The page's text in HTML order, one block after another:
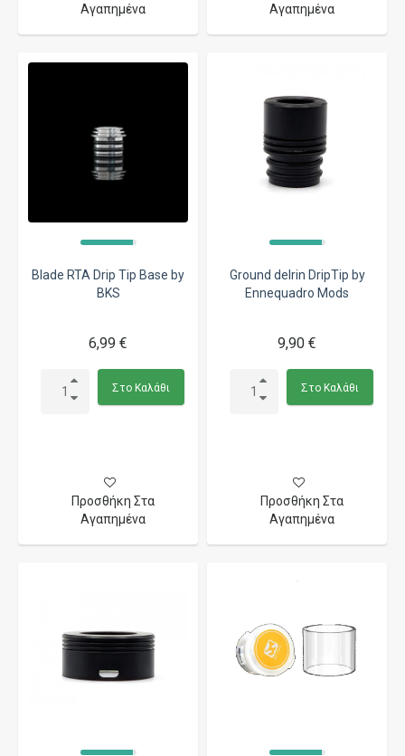
Αγαπημένα
Αγαπημένα
Blade RTA Drip Tip Base by
BKS
6,99 €
Στο Καλάθι
Προσθήκη Στα
Αγαπημένα
Ground delrin DripTip by
Ennequadro Mods
9,90 €
Στο Καλάθι
Προσθήκη Στα
Αγαπημένα